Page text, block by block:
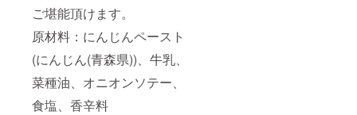
ご堪能頂けます。
原材料：にんじんペースト
(にんじん(青森県))、牛乳、
菜種油、オニオンソテー、
食塩、香辛料